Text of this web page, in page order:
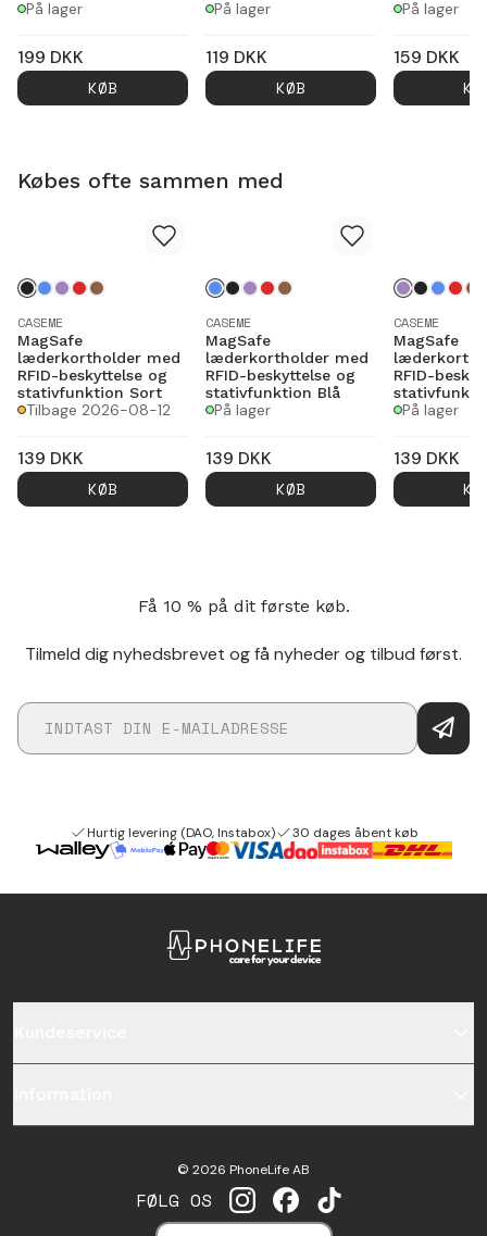
På lager
199 DKK
KØB
På lager
119 DKK
KØB
På lager
159 DKK
Købes ofte sammen med
CASEME
MagSafe
læderkortholder med
RFID-beskyttelse og
stativfunktion Sort
Tilbage 2026-08-12
139 DKK
KØB
CASEME
MagSafe
læderkortholder med
RFID-beskyttelse og
stativfunktion Blå
På lager
139 DKK
KØB
CASEME
MagSafe
RFID-
På lager
139 DKK
Få 10 % på dit første køb.
Tilmeld dig nyhedsbrevet og få nyheder og tilbud først.
Hurtig levering (DAO, Instabox) 30 dages åbent køb
FØLG OS INSTAGRAM
FACEBOOKTIKTOK
© 2026 PhoneLife AB